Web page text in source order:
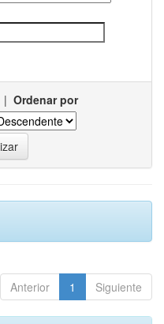
| Ordenar por
Anterior 1 Siguiente